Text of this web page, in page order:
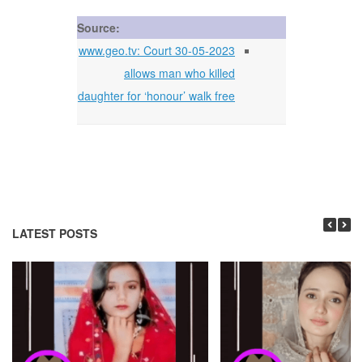
Source:
30-05-2023 www.geo.tv: Court
allows man who killed
daughter for ‘honour’ walk free
LATEST POSTS